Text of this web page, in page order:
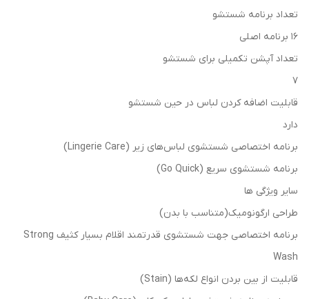
تعداد برنامه شستشو
16 برنامه اصلی
تعداد آپشن تکمیلی برای شستشو
7
قابلیت اضافه کردن لباس در حین شستشو
دارد
برنامه اختصاصی شستشوی لباس‌های زیر (Lingerie Care)
برنامه شستشوی سریع (Go Quick)
سایر ویژگی ها
طراحی ارگونومیک(متناسب با بدن)
برنامه اختصاصی جهت شستشوی قدرتمند اقلام بسیار کثیف Strong
Wash
قابلیت از بین بردن انواع لکه‌ها (Stain)